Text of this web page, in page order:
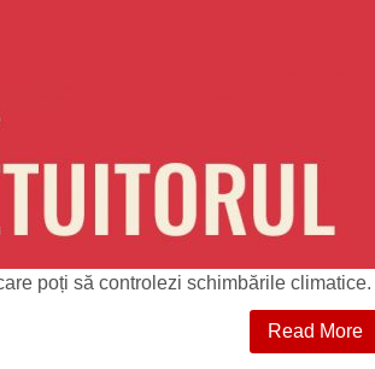
poți să controlezi schimbările climatice.
Read More